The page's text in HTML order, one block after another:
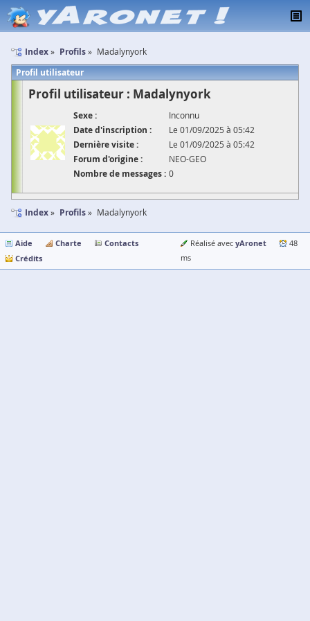
Index Profils Madalynyork
Profil utilisateur
Profil utilisateur : Madalynyork
Sexe : Inconnu
Date d'inscription : Le 01/09/2025 à 05:42
Dernière visite : Le 01/09/2025 à 05:42
Forum d'origine : NEO-GEO
Nombre de messages : 0
Index Profils Madalynyork
Aide Charte
Contacts
Crédits
Réalisé avec yAronet
48
ms